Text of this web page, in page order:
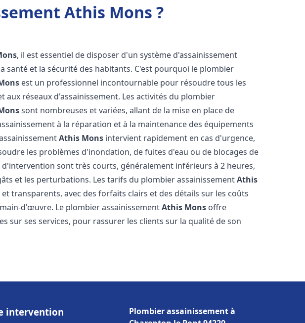
Athis Mons ?
, il est essentiel de disposer d'un système d'assainissement
santé et la sécurité des habitants. C'est pourquoi le plombier
est un professionnel incontournable pour résoudre tous les
aux réseaux d'assainissement. Les activités du plombier
sont nombreuses et variées, allant de la mise en place de
à la réparation et à la maintenance des équipements
Athis Mons intervient rapidement en cas d'urgence,
les problèmes d'inondation, de fuites d'eau ou de blocages de
d'intervention sont très courts, généralement inférieurs à 2 heures,
et les perturbations. Les tarifs du plombier assainissementAthis
transparents, avec des forfaits clairs et des détails sur les coûts
d'œuvre. Le plombier assainissementAthis Mons offre
sur ses services, pour rassurer les clients sur la qualité de son
intervention
Plombier assainissement à